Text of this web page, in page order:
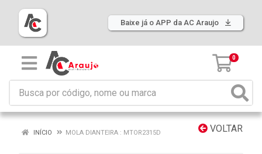
Baixe já o APP da AC Araujo
0
VOLTAR
INÍCIO MOLA DIANTEIRA : MTOR2315D